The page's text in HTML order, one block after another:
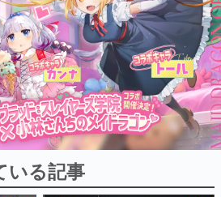
いる記事